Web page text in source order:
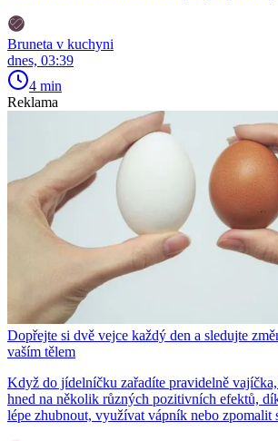
Bruneta v kuchyni
dnes, 03:39
4 min
Reklama
Dopřejte si dvě vejce každý den a sledujte
vaším tělem
Když do jídelníčku zařadíte pravidelně vajíčka,
hned na několik různých pozitivních efektů,
lépe zhubnout, využívat vápník nebo zpomalit